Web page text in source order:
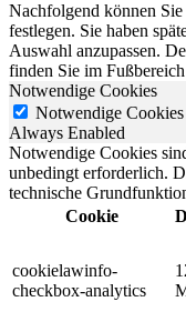
Nachfolgend können
festlegen. Sie haben
Auswahl anzupassen.
finden Sie im
Notwendige Cookies
Notwendige Cookies
Always Enabled
Notwendige Cookies
unbedingt erforderlich.
technische
Cookie
cookielawinfo-
checkbox-analytics